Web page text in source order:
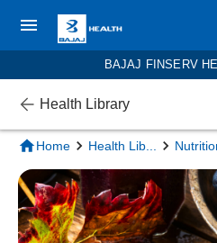
BAJAJ FINSERV
Health Library
Home Health Lib